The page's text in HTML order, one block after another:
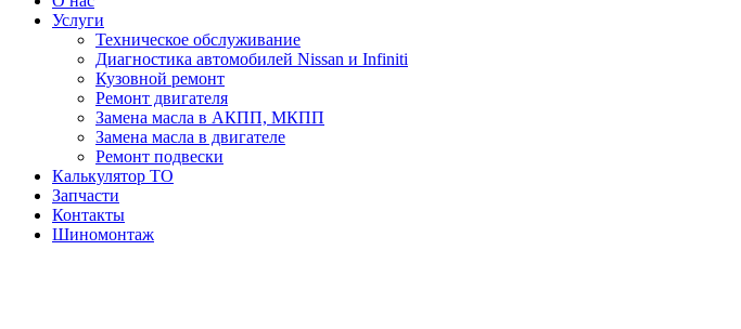
Услуги
Техническое обслуживание
Диагностика автомобилей Nissan и Infiniti
Кузовной ремонт
Ремонт двигателя
Замена масла в АКПП, МКПП
Замена масла в двигателе
Ремонт подвески
Калькулятор ТО
Запчасти
Контакты
Шиномонтаж